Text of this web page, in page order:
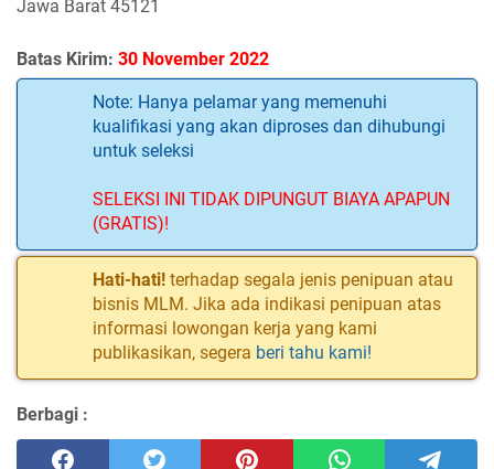
Jawa Barat 45121
Batas Kirim: 30 November 2022
Note: Hanya pelamar yang memenuhi
kualifikasi yang akan diproses dan dihubungi
untuk seleksi
SELEKSI INI TIDAK DIPUNGUT BIAYA APAPUN
(GRATIS)!
Hati-hati! terhadap segala jenis penipuan atau
bisnis MLM. Jika ada indikasi penipuan atas
informasi lowongan kerja yang kami
publikasikan, segera beri tahu kami!
Berbagi :